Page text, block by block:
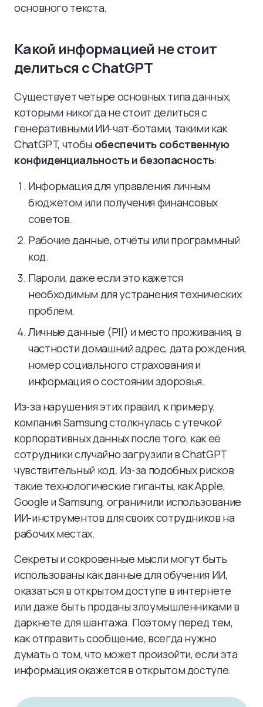
основного текста.
Какой информацией не стоит
делиться с ChatGPT
Существует четыре основных типа данных,
которыми никогда не стоит делиться с
генеративными ИИ-чат-ботами, такими как
ChatGPT, чтобы обеспечить собственную
конфиденциальность и безопасность:
Информация для управления личным
бюджетом или получения финансовых
советов.
Рабочие данные, отчёты или программный
код.
Пароли, даже если это кажется
необходимым для устранения технических
проблем.
Личные данные (PII) и место проживания, в
частности домашний адрес, дата рождения,
номер социального страхования и
информация о состоянии здоровья.
Из-за нарушения этих правил, к примеру,
компания Samsung столкнулась с утечкой
корпоративных данных после того, как её
сотрудники случайно загрузили в ChatGPT
чувствительный код. Из-за подобных рисков
такие технологические гиганты, как Apple,
Google и Samsung, ограничили использование
ИИ-инструментов для своих сотрудников на
рабочих местах.
Секреты и сокровенные мысли могут быть
использованы как данные для обучения ИИ,
оказаться в открытом доступе в интернете
или даже быть проданы злоумышленниками в
даркнете для шантажа. Поэтому перед тем,
как отправить сообщение, всегда нужно
думать о том, что может произойти, если эта
информация окажется в открытом доступе.